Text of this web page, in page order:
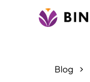
Blog